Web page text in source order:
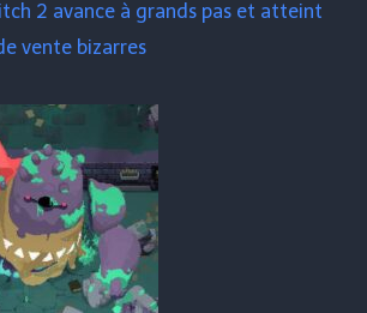
2 avance à grands pas et atteint
vente bizarres